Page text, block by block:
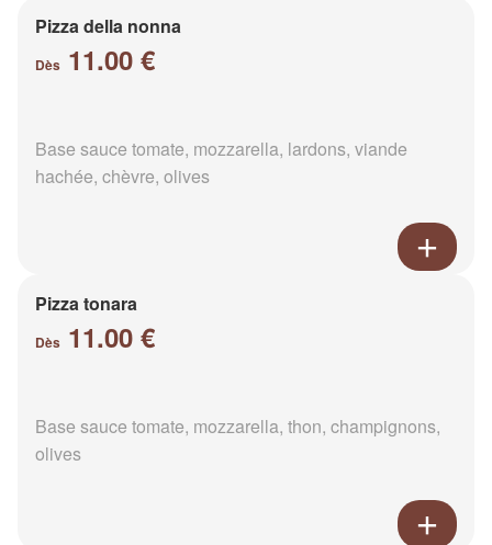
Pizza della nonna
Dès 11.00 €
Base sauce tomate, mozzarella, lardons, viande
hachée, chèvre, olives
Pizza tonara
Dès 11.00 €
Base sauce tomate, mozzarella, thon, champignons,
olives